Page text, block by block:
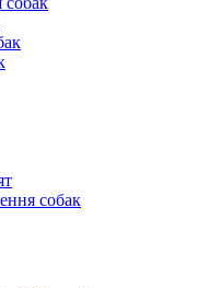
собак